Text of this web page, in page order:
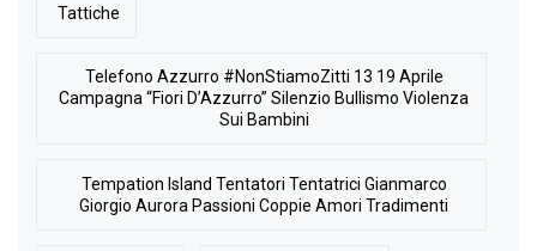
Tattiche
Telefono Azzurro #NonStiamoZitti 13 19 Aprile
Campagna “Fiori D’Azzurro” Silenzio Bullismo Violenza
Sui Bambini
Tempation Island Tentatori Tentatrici Gianmarco
Giorgio Aurora Passioni Coppie Amori Tradimenti